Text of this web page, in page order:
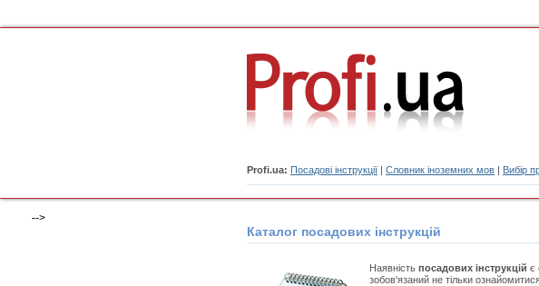
Profi.ua: Посадові інструкції | Словник іноземних мов | Вибір
-->
Каталог посадових інструкцій
Наявність посадових інструкцій є
зобов'язаний не тільки